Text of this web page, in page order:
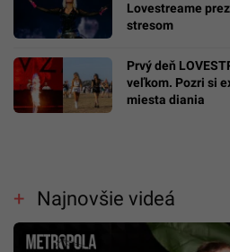
Lovestreame
stresom
Prvý deň
veľkom. Pozri si
miesta diania
Najnovšie videá